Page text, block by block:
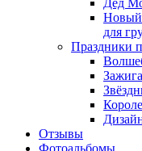
Дед
Новый
для
Праздники
Отзывы
Фотоальбомы